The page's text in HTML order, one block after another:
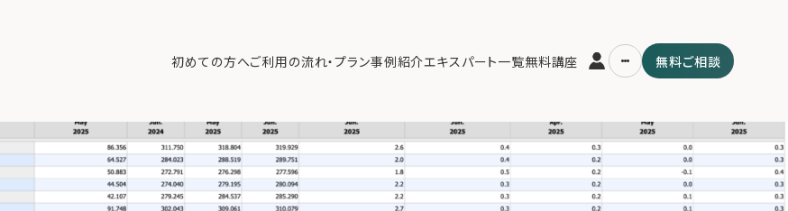
初めての方へご利用の流れ・プラン事例紹介エキスパート一覧無料講座 無料ご相談
初めての方へ
ご利用の流れ・プラン
事例紹介
エキスパート一覧
運営会社
ファミリーオフィスとは